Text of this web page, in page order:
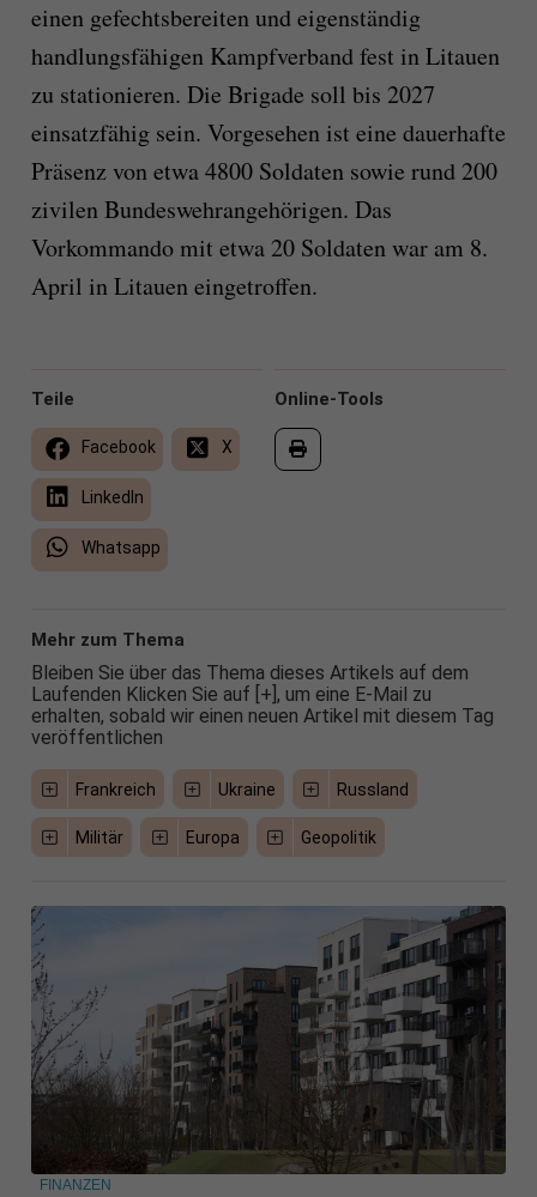
einen gefechtsbereiten und eigenständig
handlungsfähigen Kampfverband fest in Litauen
zu stationieren. Die Brigade soll bis 2027
einsatzfähig sein. Vorgesehen ist eine dauerhafte
Präsenz von etwa 4800 Soldaten sowie rund 200
zivilen Bundeswehrangehörigen. Das
Vorkommando mit etwa 20 Soldaten war am 8.
April in Litauen eingetroffen.
Online-Tools
Teile
Facebook X
LinkedIn
Whatsapp
Mehr zum Thema
Bleiben Sie über das Thema dieses Artikels auf dem
Laufenden Klicken Sie auf [+], um eine E-Mail zu
erhalten, sobald wir einen neuen Artikel mit diesem Tag
veröffentlichen
Frankreich Ukraine Russland
Militär Europa Geopolitik
FINANZEN